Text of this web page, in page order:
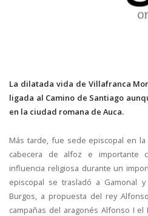
La dilatada vida de Villafranca
ligada al Camino de Santiago
en la ciudad romana de Auca.
Más tarde, fue sede episcopal en
cabecera de alfoz e importante
influencia religiosa durante un
episcopal se trasladó a Gamonal
Burgos, a propuesta del rey
campañas del aragonés Alfonso I